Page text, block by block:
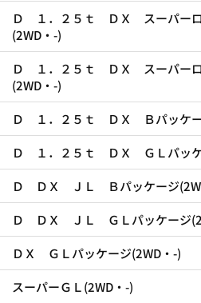
Ｄ １．２５ｔ ＤＸ スーパー
(2WD・-)
Ｄ １．２５ｔ ＤＸ スーパー
(2WD・-)
Ｄ １．２５ｔ ＤＸ Ｂパッケー
Ｄ １．２５ｔ ＤＸ ＧＬパッケ
Ｄ ＤＸ ＪＬ Ｂパッケージ
Ｄ ＤＸ ＪＬ ＧＬパッケージ
ＤＸ ＧＬパッケージ(2WD・-)
スーパーＧＬ(2WD・-)